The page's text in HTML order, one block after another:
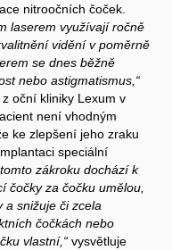
nitroočních čoček.
laserem využívají ročně
vidění v poměrně
se dnes běžně
nebo astigmatismus,“
oční kliniky Lexum v
není vhodným
ke zlepšení jeho zraku
speciální
tomto zákroku dochází k
čočky za čočku umělou,
a snižuje či zcela
čočkách nebo
vlastní,“ vysvětluje